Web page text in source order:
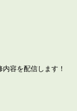
容を配信します！